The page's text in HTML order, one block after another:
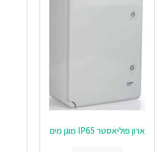
ארון פוליאסטר IP65 מוגן מים